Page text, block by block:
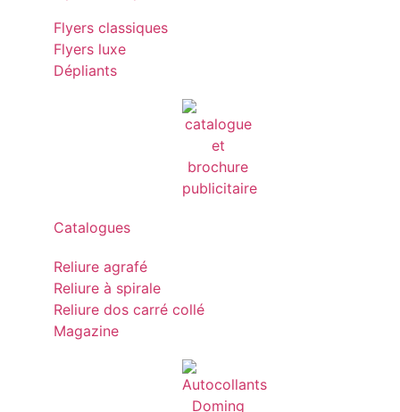
Flyers classiques
Flyers luxe
Dépliants
Catalogues
Reliure agrafé
Reliure à spirale
Reliure dos carré collé
Magazine